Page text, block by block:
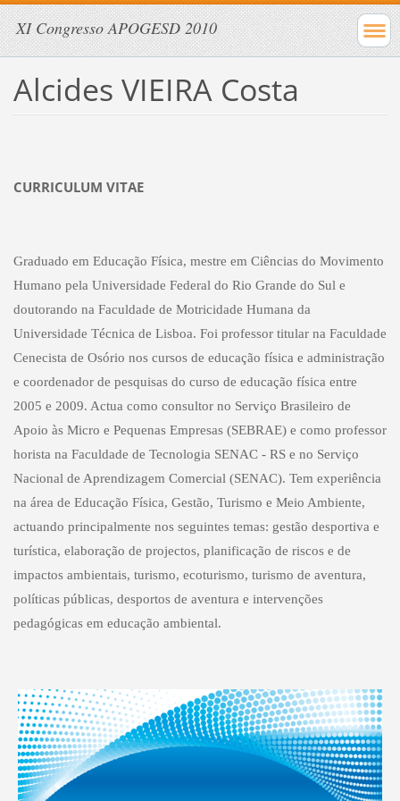
XI Congresso APOGESD 2010
Alcides VIEIRA Costa
CURRICULUM VITAE
Graduado em Educação Física, mestre em Ciências do Movimento
Humano pela Universidade Federal do Rio Grande do Sul e
doutorando na Faculdade de Motricidade Humana da
Universidade Técnica de Lisboa. Foi professor titular na Faculdade
Cenecista de Osório nos cursos de educação física e administração
e coordenador de pesquisas do curso de educação física entre
2005 e 2009. Actua como consultor no Serviço Brasileiro de
Apoio às Micro e Pequenas Empresas (SEBRAE) e como professor
horista na Faculdade de Tecnologia SENAC - RS e no Serviço
Nacional de Aprendizagem Comercial (SENAC). Tem experiência
na área de Educação Física, Gestão, Turismo e Meio Ambiente,
actuando principalmente nos seguintes temas: gestão desportiva e
turística, elaboração de projectos, planificação de riscos e de
impactos ambientais, turismo, ecoturismo, turismo de aventura,
políticas públicas, desportos de aventura e intervenções
pedagógicas em educação ambiental.